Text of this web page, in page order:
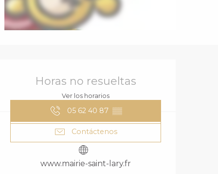
HORARIOS Y
Horas no resueltas
Ver los horarios
05 62 40 87 ▒▒
Contáctenos
www.mairie-saint-lary.fr